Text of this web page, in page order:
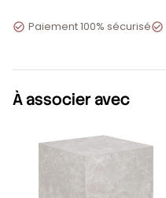
 Paiement 100% sécurisé
À associer avec